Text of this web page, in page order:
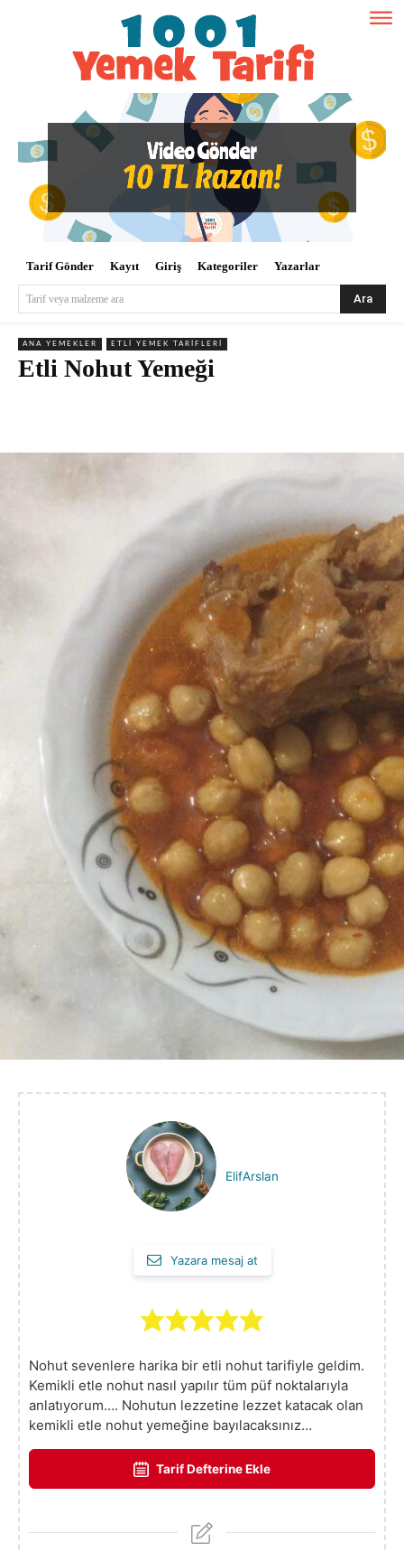
Tarif Gönder Kayıt Giriş Kategoriler Yazarlar
Tarif veya malzeme ara Ara
ANA YEMEKLER ETLI YEMEK TARIFLERI
Etli Nohut Yemeği
ElifArslan
Yazara mesaj at
Nohut sevenlere harika bir etli nohut tarifiyle geldim.
Kemikli etle nohut nasıl yapılır tüm püf noktalarıyla
anlatıyorum…. Nohutun lezzetine lezzet katacak olan
kemikli etle nohut yemeğine bayılacaksınız…
Tarif Defterine Ekle